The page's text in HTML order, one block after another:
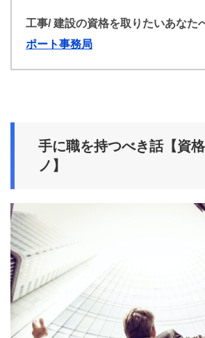
工事/ 建設の資格を取りたいあなた
ポート事務局
手に職を持つべき話【資
ノ】